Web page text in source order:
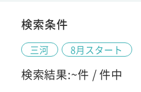
検索条件
三河 8月スタート
検索結果:~件 /件中